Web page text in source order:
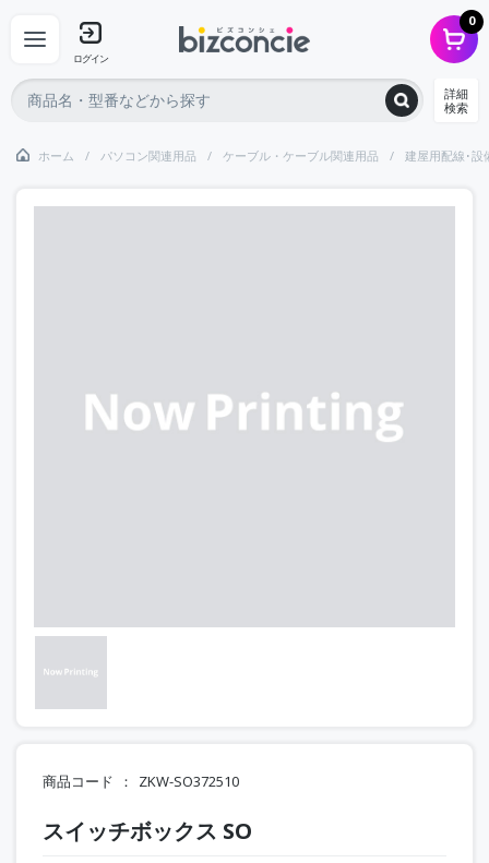
ログイン
0
詳細
検索
ホーム パソコン関連用品 ケーブル・ケーブル関連用品 建屋用配線･設
商品コード ZKW-SO372510
スイッチボックス SO